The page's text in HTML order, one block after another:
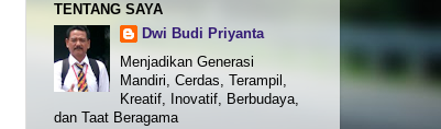
TENTANG SAYA
Dwi Budi Priyanta
Menjadikan Generasi
Mandiri, Cerdas, Terampil,
Kreatif, Inovatif, Berbudaya,
dan Taat Beragama